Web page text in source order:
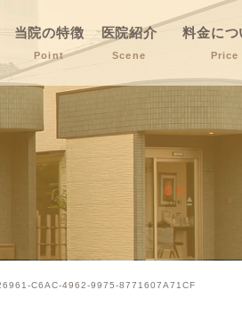
当院の特徴
Point
医院紹介
Scene
料金につ
Price
C6AC-4962-9975-8771607A71CF